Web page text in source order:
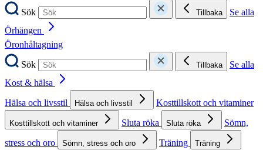
Sök
Tillbaka
Se alla
Örhängen
Öronhåltagning
Sök
Tillbaka
Se alla
Kost & hälsa
Hälsa och livsstil
Hälsa och livsstil Kosttillskott och vitaminer
Kosttillskott och vitaminer Sluta röka Sluta röka
Sömn,
stress och oro
Sömn, stress och oro Träning Träning